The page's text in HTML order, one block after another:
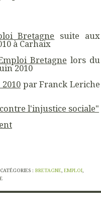
Bretagne suite aux
à Carhaix
Bretagne lors du
2010
par Franck Leriche
l'injustice sociale"
CATÉGORIES :BRETAGNE,EMPLOI,